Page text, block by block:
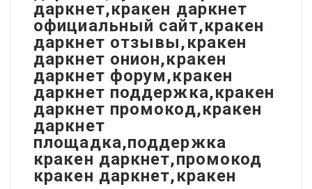
даркнет,кракен даркнет
официальный сайт,кракен
даркнет отзывы,кракен
даркнет онион,кракен
даркнет форум,кракен
даркнет поддержка,кракен
даркнет промокод,кракен
даркнет
площадка,поддержка
кракен даркнет,промокод
кракен даркнет,кракен